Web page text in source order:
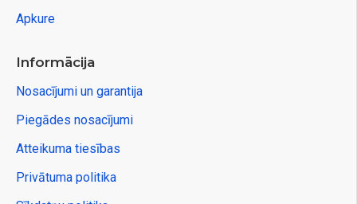
Apkure
Informācija
Nosacījumi un garantija
Piegādes nosacījumi
Atteikuma tiesības
Privātuma politika